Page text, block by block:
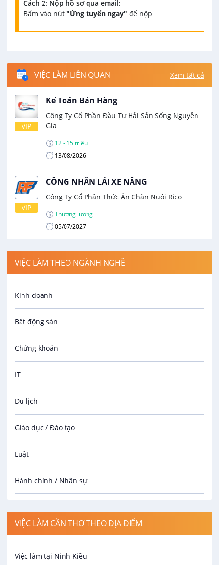
Cách 2: Nộp hồ sơ qua email:
Bấm vào nút "Ứng tuyển ngay" để nộp
VIỆC LÀM LIÊN QUAN Xem tất cả
VIP
Kế Toán Bán Hàng
Công Ty Cổ Phần Đầu Tư Hải Sản Sống Nguyễn
Gia
12 - 15 triệu
13/08/2026
VIP
CÔNG NHÂN LÁI XE NÂNG
Công Ty Cổ Phần Thức Ăn Chăn Nuôi Rico
Thương lượng
05/07/2027
VIỆC LÀM THEO NGÀNH NGHỀ
Kinh doanh
Bất động sản
Chứng khoán
IT
Du lịch
Giáo dục / Đào tạo
Luật
Hành chính / Nhân sự
Spa
Bảo Vệ
VIỆC LÀM CẦN THƠ THEO ĐỊA ĐIỂM
Việc làm tại Ninh Kiều